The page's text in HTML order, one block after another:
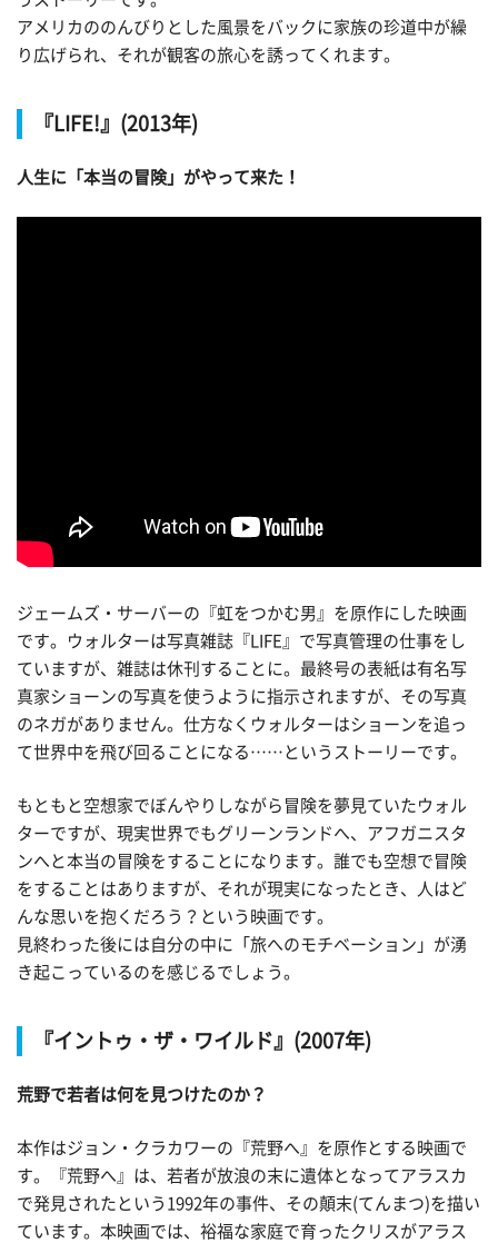
アメリカののんびりとした風景をバックに家族の珍道中が繰
り広げられ、それが観客の旅心を誘ってくれます。
『LIFE!』(2013年)
人生に「本当の冒険」がやって来た！
ジェームズ・サーバーの『虹をつかむ男』を原作にした映画
です。ウォルターは写真雑誌『LIFE』で写真管理の仕事をし
ていますが、雑誌は休刊することに。最終号の表紙は有名写
真家ショーンの写真を使うように指示されますが、その写真
のネガがありません。仕方なくウォルターはショーンを追っ
て世界中を飛び回ることになる……というストーリーです。
もともと空想家でぼんやりしながら冒険を夢見ていたウォル
ターですが、現実世界でもグリーンランドへ、アフガニスタ
ンへと本当の冒険をすることになります。誰でも空想で冒険
をすることはありますが、それが現実になったとき、人はど
んな思いを抱くだろう？という映画です。
見終わった後には自分の中に「旅へのモチベーション」が湧
き起こっているのを感じるでしょう。
『イントゥ・ザ・ワイルド』(2007年)
荒野で若者は何を見つけたのか？
本作はジョン・クラカワーの『荒野へ』を原作とする映画で
す。『荒野へ』は、若者が放浪の末に遺体となってアラスカ
で発見されたという1992年の事件、その顛末(てんまつ)を描い
ています。本映画では、裕福な家庭で育ったクリスがアラス